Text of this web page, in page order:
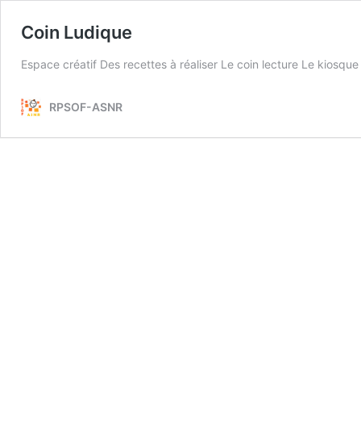
Coin Ludique
Espace créatif Des recettes à réaliser Le coin lecture Le
RPSOF-ASNR